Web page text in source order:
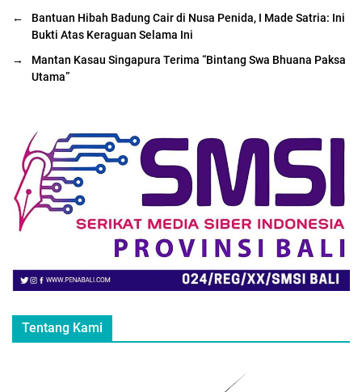
←
Bantuan Hibah Badung Cair di Nusa Penida, I Made Satria: Ini
Bukti Atas Keraguan Selama Ini
→
Mantan Kasau Singapura Terima “Bintang Swa Bhuana Paksa
Utama”
Tentang Kami